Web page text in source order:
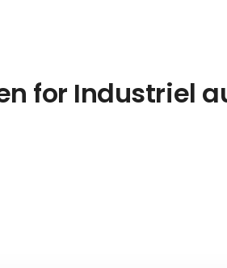
for Industriel